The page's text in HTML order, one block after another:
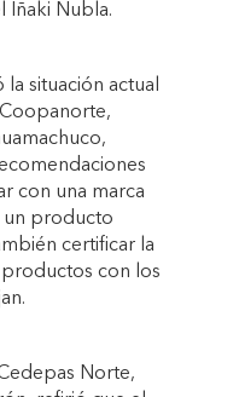
Iñaki Nubla.
situación actual
con una marca
un producto
certificar la
con los
Norte,